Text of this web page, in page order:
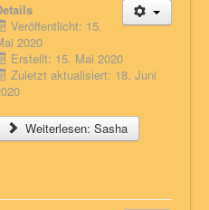
Veröffentlicht: 15.
2020
Erstellt: 15. Mai 2020
Zuletzt aktualisiert: 18. Juni
Weiterlesen: Sasha